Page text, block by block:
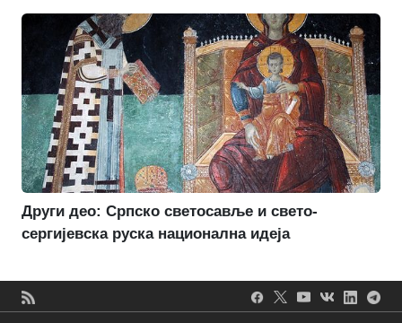
Други део: Српско светосавље и свето-
сергијевска руска национална идеја